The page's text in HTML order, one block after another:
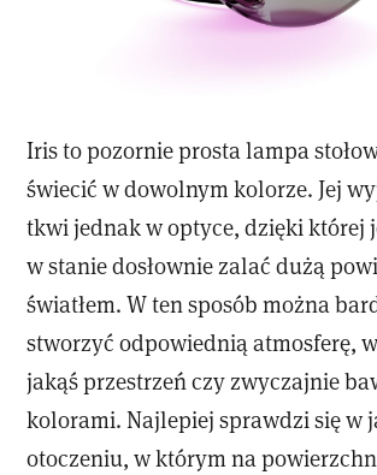
Iris to pozornie prosta lampa
świecić w dowolnym kolorze. Jej
tkwi jednak w optyce, dzięki której
w stanie dosłownie zalać dużą
światłem. W ten sposób można
stworzyć odpowiednią atmosferę,
jakąś przestrzeń czy zwyczajnie
kolorami. Najlepiej sprawdzi się w
otoczeniu, w którym na